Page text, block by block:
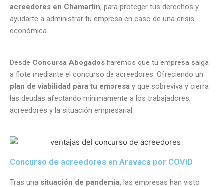
acreedores en Chamartín, para proteger tus derechos y
ayudarte a administrar tu empresa en caso de una crisis
económica.
Desde Concursa Abogados haremos que tu empresa salga
a flote mediante el concurso de acreedores. Ofreciendo un
plan de viabilidad para tu empresa y que sobreviva y cierra
las deudas afectando minimamente a los trabajadores,
acreedores y la situación empresarial.
Concurso de acreedores en Aravaca por COVID
Tras una situación de pandemia, las empresas han visto